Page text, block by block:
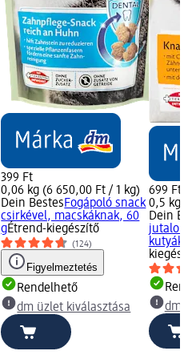
399 Ft
0,06 kg (6 650,00 Ft / 1 kg)
Dein BestesFogápoló snack
csirkével, macskáknak, 60
gÉtrend-kiegészítő
(124)
Figyelmeztetés
Rendelhető
dm üzlet kiválasztása
699 Ft
0,5 kg (1
Dein
dm